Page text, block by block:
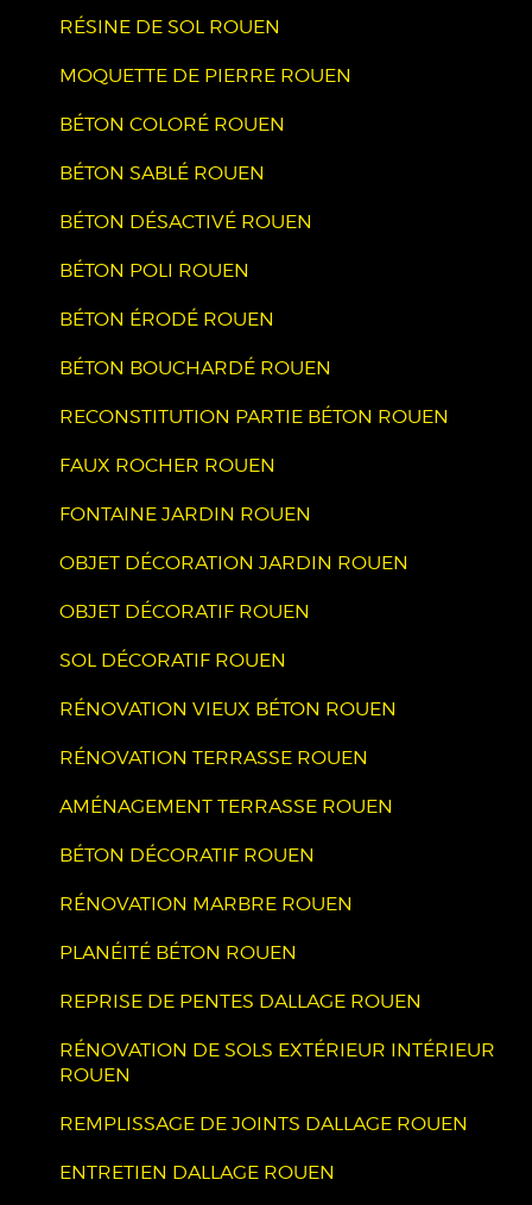
RÉSINE DE SOL ROUEN
MOQUETTE DE PIERRE ROUEN
BÉTON COLORÉ ROUEN
BÉTON SABLÉ ROUEN
BÉTON DÉSACTIVÉ ROUEN
BÉTON POLI ROUEN
BÉTON ÉRODÉ ROUEN
BÉTON BOUCHARDÉ ROUEN
RECONSTITUTION PARTIE BÉTON ROUEN
FAUX ROCHER ROUEN
FONTAINE JARDIN ROUEN
OBJET DÉCORATION JARDIN ROUEN
OBJET DÉCORATIF ROUEN
SOL DÉCORATIF ROUEN
RÉNOVATION VIEUX BÉTON ROUEN
RÉNOVATION TERRASSE ROUEN
AMÉNAGEMENT TERRASSE ROUEN
BÉTON DÉCORATIF ROUEN
RÉNOVATION MARBRE ROUEN
PLANÉITÉ BÉTON ROUEN
REPRISE DE PENTES DALLAGE ROUEN
RÉNOVATION DE SOLS EXTÉRIEUR INTÉRIEUR
ROUEN
REMPLISSAGE DE JOINTS DALLAGE ROUEN
ENTRETIEN DALLAGE ROUEN